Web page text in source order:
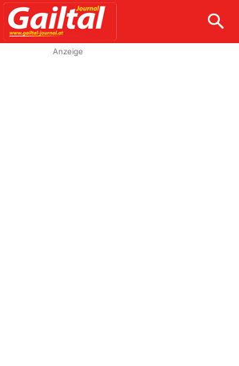
Anzeige